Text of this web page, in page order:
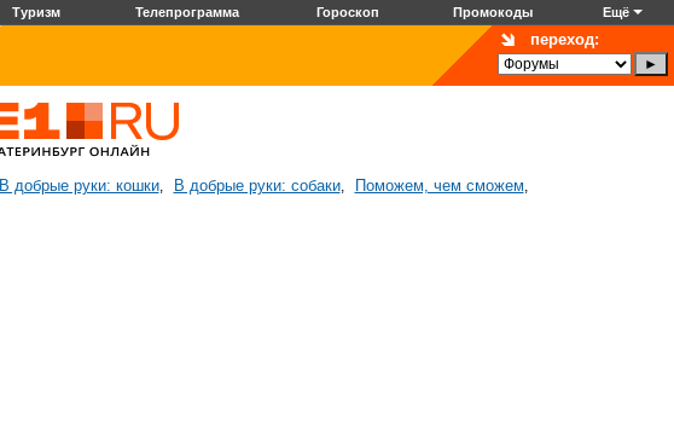
Туризм Телепрограмма Гороскоп Промокоды Ещё
переход:
В добрые руки: кошки, В добрые руки: собаки, Поможем, чем сможем,